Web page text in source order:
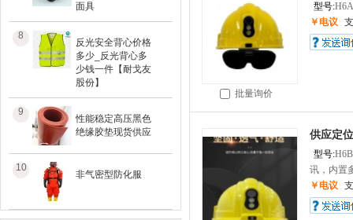
面具
8
反光安全背心价格
多少_反光背心多
少钱一件【耐戈友
股份】
9
性能稳定高压黑色
绝缘胶垫现货供应
10
非气密型防化服
批量询价
型号:
￥电议
供应定
型号:
讯，内置
￥电议